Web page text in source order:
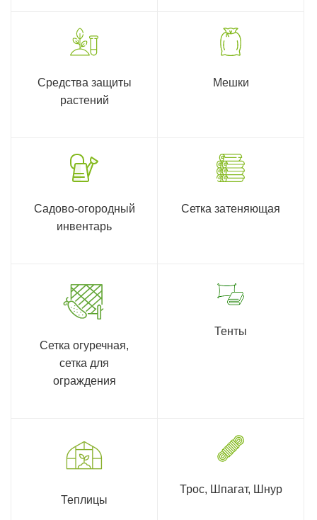
Средства защиты
растений
Мешки
Садово-огородный
инвентарь
Сетка затеняющая
Сетка огуречная,
сетка для
ограждения
Тенты
Теплицы
Трос, Шпагат, Шнур